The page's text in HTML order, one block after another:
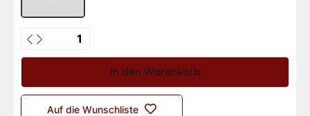
In den Warenkorb
Auf die Wunschliste